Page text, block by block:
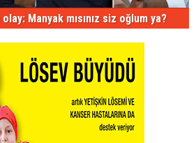
olay: Manyak mısınız siz oğlum ya?